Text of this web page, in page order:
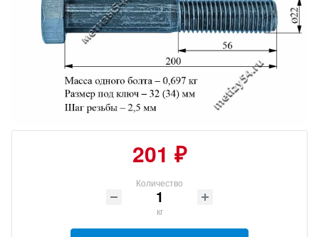
201 ₽
Количество
кг